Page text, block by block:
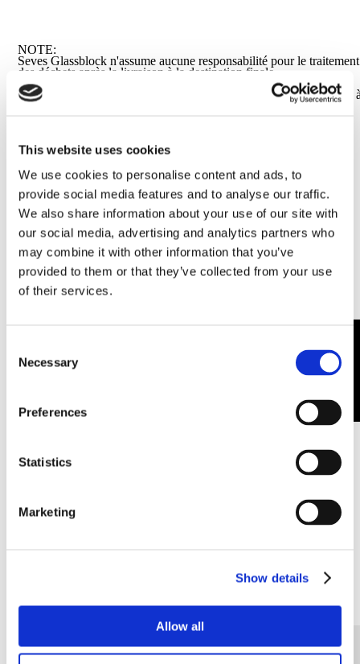
This website uses cookies
We use cookies to personalise content and ads, to
provide social media features and to analyse our traffic.
We also share information about your use of our site with
our social media, advertising and analytics partners who
may combine it with other information that you’ve
provided to them or that they’ve collected from your use
of their services.
Selection
Necessary
Preferences
Statistics
Marketing
Show details
Allow all
NOTE:
Seves Glassblock n'assume aucune responsabilité pour le traitement
des déchets après la livraison à la destination finale.
Les briques de verre non utilisables et/ou les déchets provenant de
briques de verre doivent être manipulés ou recyclés conformément
réglementation des autorités locales compétentes.
Pour toute information complémentaire,
CONTACTEZ-NOUS
Vous pouvez aussi aimer:
Le niveau le plus élevé
température de la
ISOLATION
Limite les effets du
bruit de fond dans les